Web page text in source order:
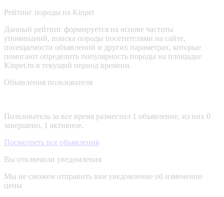
Рейтинг породы на Kinpet
Данный рейтинг формируется на основе частоты
упоминаний, поиска породы посетителями на сайте,
посещаемости объявлений и других параметрах, которые
помогают определить популярность породы на площадке
Kinpet.ru в текущий период времени.
Объявления пользователя
Пользователь за все время разместил 1 объявление, из них 0
завершено, 1 активное.
Посмотреть все объявления
Вы отключили уведомления
Мы не сможем отправить вам уведомление об изменении
цены